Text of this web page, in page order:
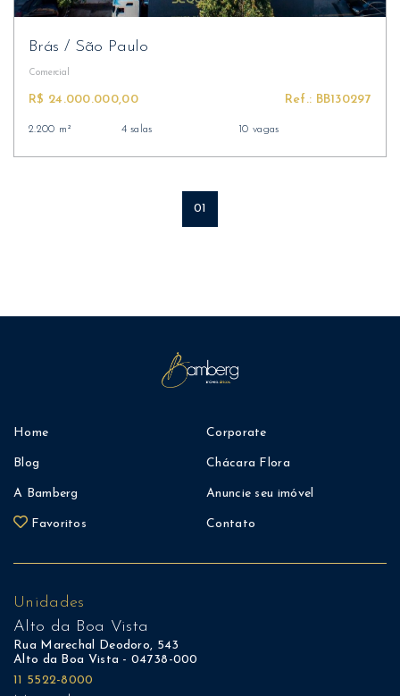
Brás/ São Paulo
Comercial
R$ 24.000.000,00 Ref.: BB130297
2.200 m² 4 salas 10 vagas
01
Home
Blog
A Bamberg
Favoritos
Corporate
Chácara Flora
Anuncie seu imóvel
Contato
Unidades
Alto da Boa Vista
Rua Marechal Deodoro, 543
Alto da Boa Vista - 04738-000
11 5522-8000